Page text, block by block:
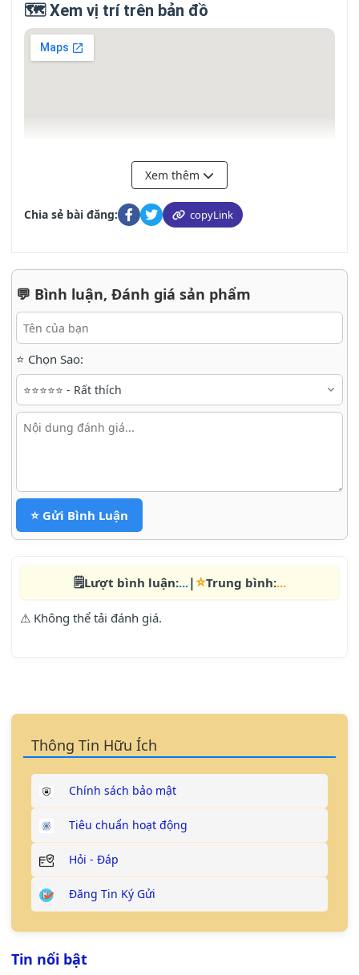
🏡 Thông tin chi tiết
📌 Giá cho thuê 110 Triệu/tháng
📞 Liên hệ ngay
🗺️ Xem vị trí trên bản đồ
Xem thêm
Chia sẻ bài đăng: copyLink
💬 Bình luận, Đánh giá sản phẩm
⭐ Chọn Sao:
⭐ Gửi Bình Luận
🗒️Lượt bình luận:...|⭐Trung bình:...
⚠ Không thể tải đánh giá.
Thông Tin Hữu Ích
Chính sách bảo mật
Tiêu chuẩn hoạt động
Hỏi - Đáp
Đăng Tin Ký Gửi
Tin nổi bật